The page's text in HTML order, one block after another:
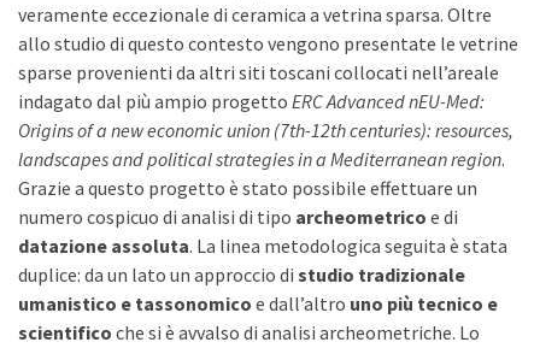
veramente eccezionale di ceramica a vetrina sparsa. Oltre
allo studio di questo contesto vengono presentate le vetrine
sparse provenienti da altri siti toscani collocati nell’areale
indagato dal più ampio progetto ERC Advanced nEU-Med:
Origins of a new economic union (7th-12th centuries): resources,
landscapes and political strategies in a Mediterranean region.
Grazie a questo progetto è stato possibile effettuare un
numero cospicuo di analisi di tipo archeometrico e di
datazione assoluta. La linea metodologica seguita è stata
duplice: da un lato un approccio di studio tradizionale
umanistico e tassonomico e dall’altro uno più tecnico e
scientifico che si è avvalso di analisi archeometriche. Lo